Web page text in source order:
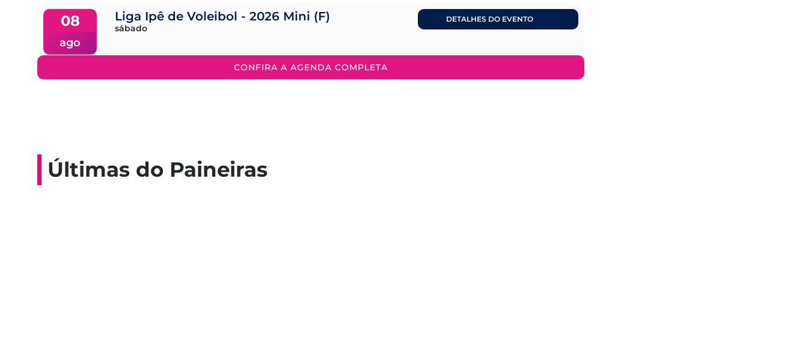
08
ago
Liga Ipê de Voleibol - 2026 Mini (F)
sábado
DETALHES DO EVENTO
CONFIRA A AGENDA COMPLETA
Últimas do Paineiras